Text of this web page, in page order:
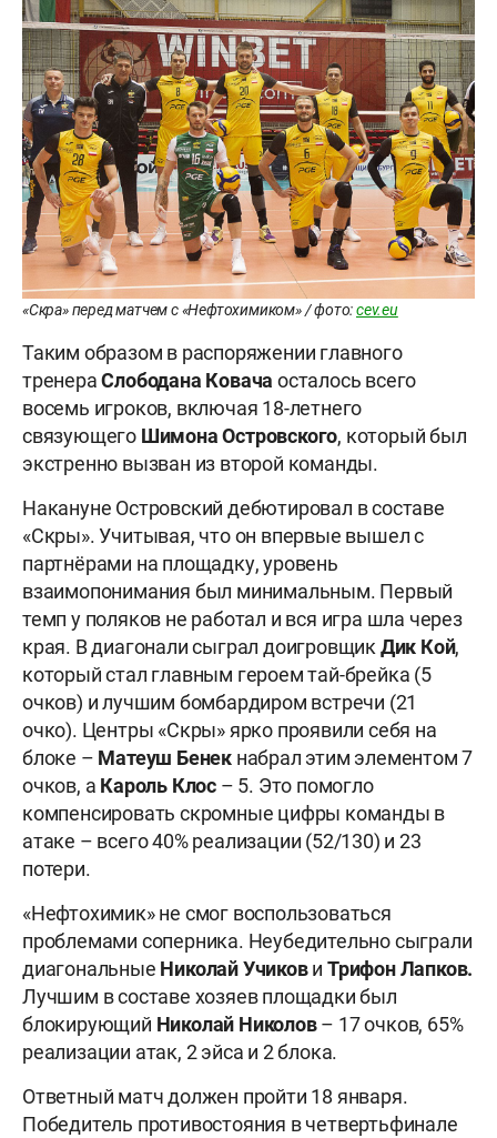
«Скра» перед матчем с «Нефтохимиком» / фото:cev.eu
Таким образом в распоряжении главного
тренераСлободана Ковачаосталось всего
восемь игроков, включая 18-летнего
связующего Шимона Островского, который был
экстренно вызван из второй команды.
Накануне Островский дебютировал в составе
«Скры». Учитывая, что он впервые вышел с
партнёрами на площадку, уровень
взаимопонимания был минимальным. Первый
темп у поляков не работал и вся игра шла через
края. В диагонали сыграл доигровщикДик Кой,
который стал главным героем тай-брейка (5
очков) и лучшим бомбардиром встречи (21
очко). Центры «Скры» ярко проявили себя на
блоке – Матеуш Бенек набрал этим элементом 7
очков, а Кароль Клос – 5. Это помогло
компенсировать скромные цифры команды в
атаке – всего 40% реализации (52/130) и 23
потери.
«Нефтохимик» не смог воспользоваться
проблемами соперника. Неубедительно сыграли
диагональные НиколайУчиковиТрифон Лапков.
Лучшим в составе хозяев площадки был
блокирующий Николай Николов– 17 очков, 65%
реализации атак, 2 эйса и 2 блока.
Ответный матч должен пройти 18 января.
Победитель противостояния в четвертьфинале